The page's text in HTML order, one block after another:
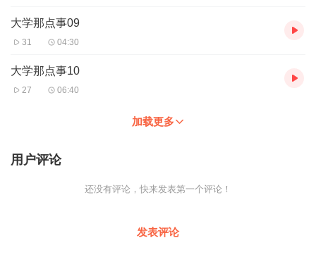
大学那点事09
31 04:30
大学那点事10
27 06:40
加载更多
用户评论
还没有评论，快来发表第一个评论！
发表评论